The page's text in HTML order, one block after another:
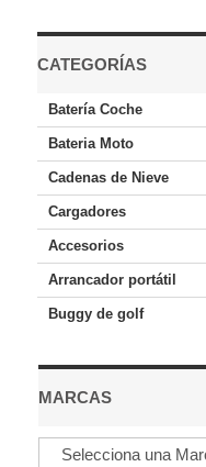
CATEGORÍAS
Batería Coche
Bateria Moto
Cadenas de Nieve
Cargadores
Accesorios
Arrancador portátil
Buggy de golf
MARCAS